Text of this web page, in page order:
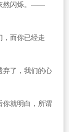
然闪烁。——
，而你已经走
弃了，我们的心
你就明白，所谓